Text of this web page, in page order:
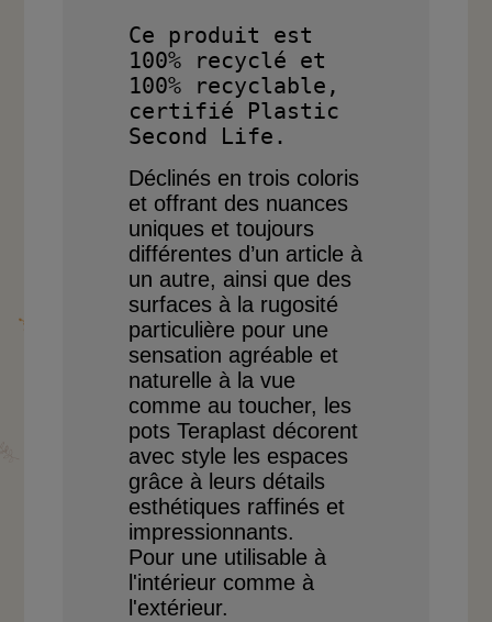
Ce produit est
100% recyclé et
100% recyclable,
certifié Plastic
Déclinés en trois coloris
et offrant des nuances
uniques et toujours
différentes d’un article à
un autre, ainsi que des
surfaces à la rugosité
particulière pour une
sensation agréable et
naturelle à lavue
comme au toucher, les
pots Teraplast décorent
avec style les espaces
grâce à leurs détails
esthétiques raffinés et
impressionnants.
Pour une utilisable à
l'intérieur comme à
l'extérieur.